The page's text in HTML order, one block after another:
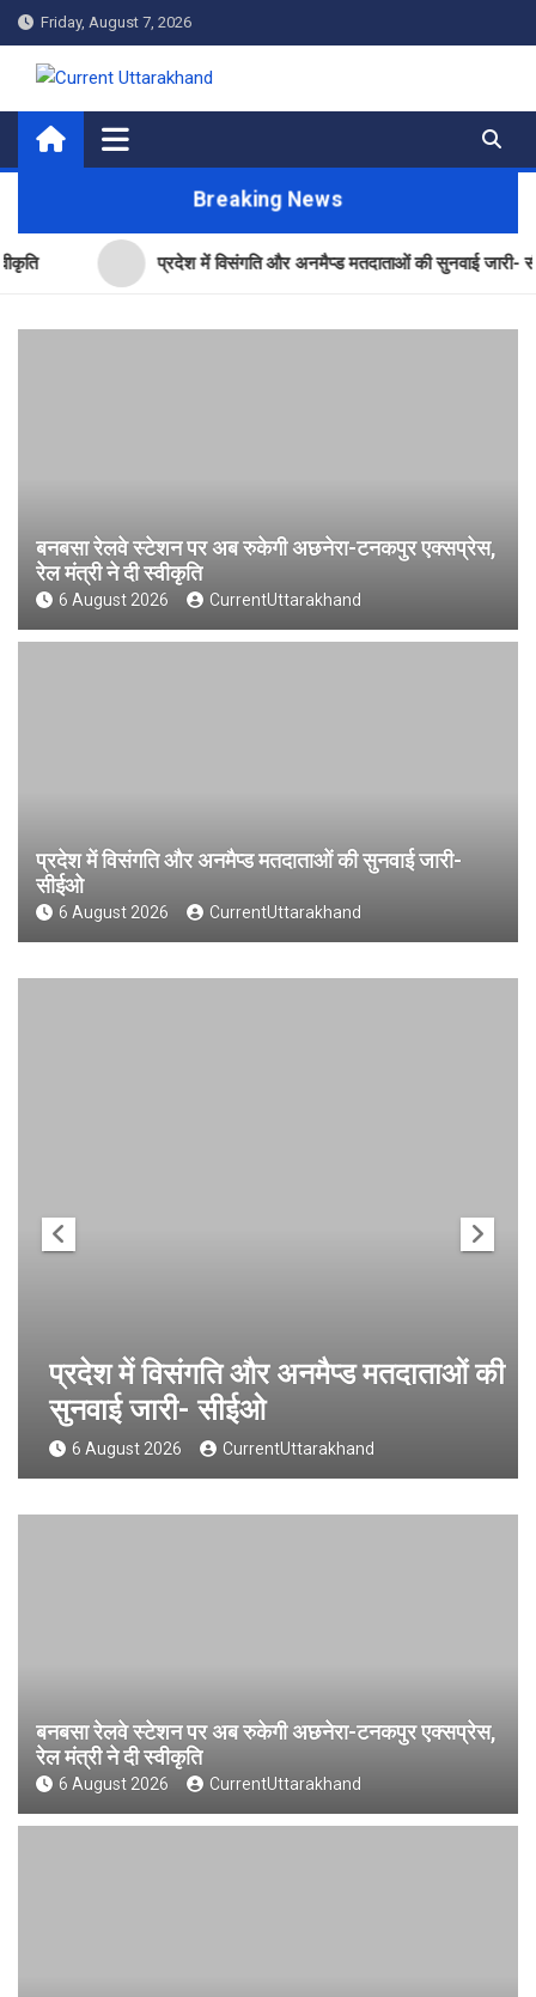
Skip
to
content
Friday, August 7, 2026
Current Uttarakhand
Breaking News
प्रदेश में विसंगति और अनमैप्ड मतदाताओं की सुनवाई जारी- सीईओ
बनबसा रेलवे स्टेशन पर अब रुकेगी अछनेरा-टनकपुर एक्सप्रेस,
रेल मंत्री ने दी स्वीकृति
6 August 2026 CurrentUttarakhand
प्रदेश में विसंगति और अनमैप्ड मतदाताओं की सुनवाई जारी-
सीईओ
6 August 2026 CurrentUttarakhand
प्रदेश में विसंगति और अनमैप्ड मतदाताओं की
सुनवाई जारी- सीईओ
6 August 2026 CurrentUttarakhand
बनबसा रेलवे स्टेशन पर अब रुकेगी अछनेरा-टनकपुर एक्सप्रेस,
रेल मंत्री ने दी स्वीकृति
6 August 2026 CurrentUttarakhand